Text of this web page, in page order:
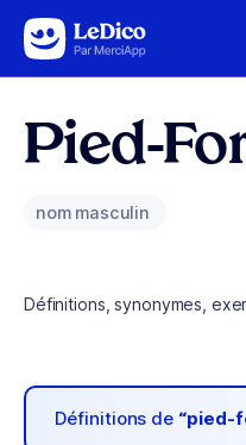
Aller au contenu
Pied-
nom masculin
Définitions, synonymes,
Définitions de “pied-